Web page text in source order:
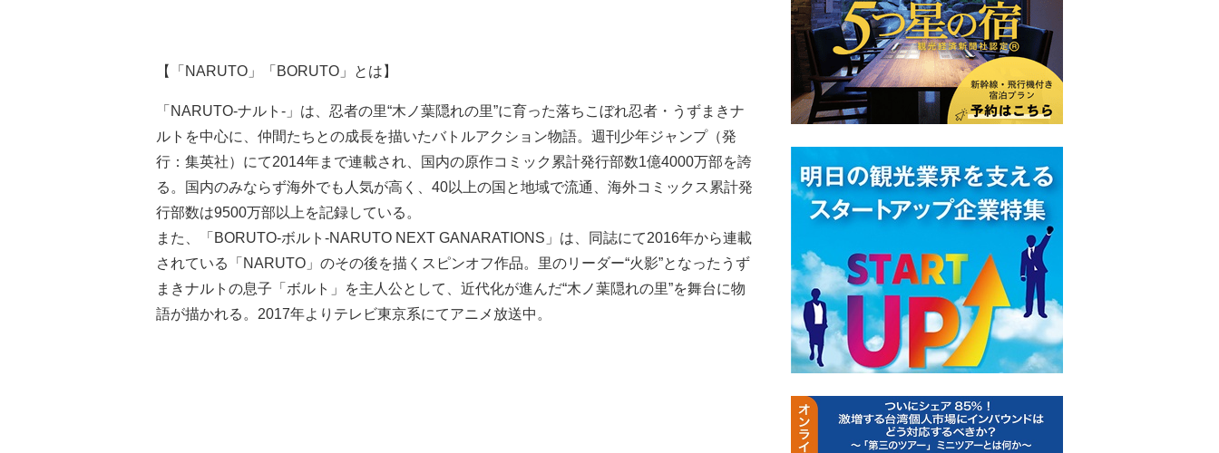
【「NARUTO」「BORUTO」とは】
「NARUTO-ナルト-」は、忍者の里“木ノ葉隠れの里”に育った落ちこぼれ忍者・うずまきナ
ルトを中心に、仲間たちとの成長を描いたバトルアクション物語。週刊少年ジャンプ（発
行：集英社）にて2014年まで連載され、国内の原作コミック累計発行部数1億4000万部を誇
る。国内のみならず海外でも人気が高く、40以上の国と地域で流通、海外コミックス累計発
行部数は9500万部以上を記録している。
また、「BORUTO-ボルト-NARUTO NEXT GANARATIONS」は、同誌にて2016年から連載
されている「NARUTO」のその後を描くスピンオフ作品。里のリーダー“火影”となったうず
まきナルトの息子「ボルト」を主人公として、近代化が進んだ“木ノ葉隠れの里”を舞台に物
語が描かれる。2017年よりテレビ東京系にてアニメ放送中。